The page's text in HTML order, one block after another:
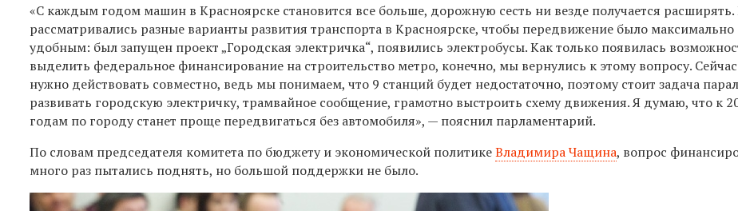
«С каждым годом машин в Красноярске становится все больше, дорожную сесть ни везде получается
рассматривались разные варианты развития транспорта в Красноярске, чтобы передвижение было максимально
удобным: был запущен проект „Городская электричка“, появились электробусы. Как только появилась
выделить федеральное финансирование на строительство метро, конечно, мы вернулись к этому вопросу.
нужно действовать совместно, ведь мы понимаем, что 9 станций будет недостаточно, поэтому стоит задача
развивать городскую электричку, трамвайное сообщение, грамотно выстроить схему движения. Я думаю, что к
годам по городу станет проще передвигаться без автомобиля», — пояснил парламентарий.
По словам председателя комитета по бюджету и экономической политикеВладимира Чащина, вопрос
много раз пытались поднять, но большой поддержки не было.